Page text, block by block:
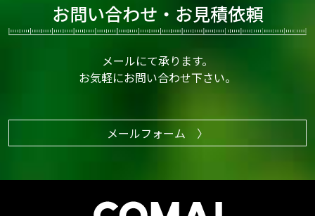
お問い合わせ・お見積依頼
メールにて承ります。
お気軽にお問い合わせ下さい。
メールフォーム 〉